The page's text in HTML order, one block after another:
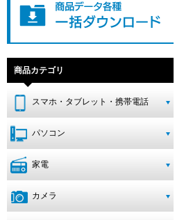
商品カテゴリ
スマホ・タブレット・携帯電話
パソコン
家電
カメラ